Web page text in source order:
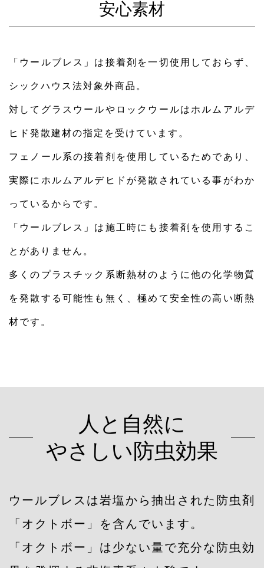
安心素材
「ウールブレス」は接着剤を一切使用しておらず、
シックハウス法対象外商品。
対してグラスウールやロックウールはホルムアルデ
ヒド発散建材の指定を受けています。
フェノール系の接着剤を使用しているためであり、
実際にホルムアルデヒドが発散されている事がわか
っているからです。
「ウールブレス」は施工時にも接着剤を使用するこ
とがありません。
多くのプラスチック系断熱材のように他の化学物質
を発散する可能性も無く、極めて安全性の高い断熱
材です。
人と自然に
やさしい防虫効果
ウールブレスは岩塩から抽出された防虫剤
「オクトボー」を含んでいます。
「オクトボー」は少ない量で充分な防虫効